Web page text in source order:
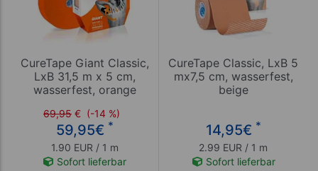
CureTape Giant Classic,
LxB 31,5 m x 5 cm,
wasserfest, orange
69,95 € (-14 %)
59,95€ *
1.90 EUR / 1 m
Sofort lieferbar
CureTape Classic, LxB 5
mx7,5 cm, wasserfest,
beige
14,95€ *
2.99 EUR / 1 m
Sofort lieferbar